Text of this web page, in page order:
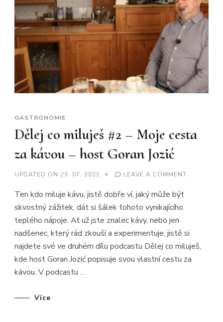
GASTRONOMIE
Dělej co miluješ #2 – Moje cesta
za kávou – host Goran Jozić
UPDATED ON 23. 07. 2021 LEAVE A COMMENT
ZA
KÁVOU
–
HOST
GORAN
Ten kdo miluje kávu, jistě dobře ví, jaký může být
skvostný zážitek, dát si šálek tohoto vynikajícího
teplého nápoje. Ať už jste znalec kávy, nebo jen
nadšenec, který rád zkouší a experimentuje, jistě si
najdete své ve druhém dílu podcastu Dělej co miluješ,
kde host Goran Jozić popisuje svou vlastní cestu za
kávou. V podcastu …
Více